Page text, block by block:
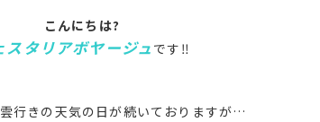
こんにちは?
スタリアボヤージュです‼️
行きの天気の日が続いておりますが…